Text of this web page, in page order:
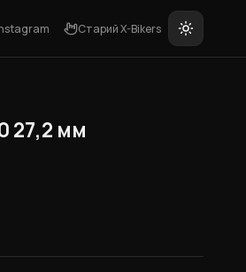
Старий X-Bikers
27,2 мм